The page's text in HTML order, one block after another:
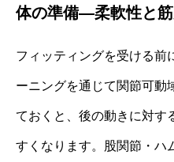
体の準備—柔軟性と
フィッティングを受ける前
ーニングを通じて関節可動
ておくと、後の動きに対す
すくなります。股関節・ハ